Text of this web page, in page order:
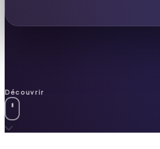
Découvrir